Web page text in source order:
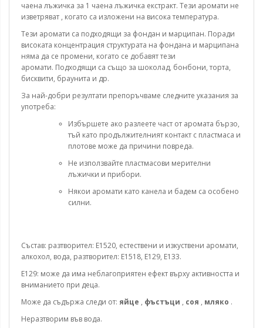
чаена лъжичка за 1 чаена лъжичка екстракт. Тези аромати не
изветряват , когато са изложени на висока температура.
Тези аромати са подходящи за фондан и марципан. Поради
високата концентрация структурата на фондана и марципана
няма да се промени, когато се добавят тези
аромати. Подходящи са също за шоколад, бонбони, торта,
бисквити, браунита и др.
За най-добри резултати препоръчваме следните указания за
употреба:
Избършете ако разлеете част от аромата бързо,
тъй като продължителният контакт с пластмаса и
плотове може да причини повреда.
Не използвайте пластмасови мерителни
лъжички и прибори.
Някои аромати като канела и бадем са особено
силни.
Състав: разтворител: E1520, естествени и изкуствени аромати,
алкохол, вода, разтворител: E1518, E129, E133.
E129: може да има неблагоприятен ефект върху активността и
вниманието при деца.
Може да съдържа следи от: яйце , фъстъци , соя , мляко .
Неразтворим във вода.